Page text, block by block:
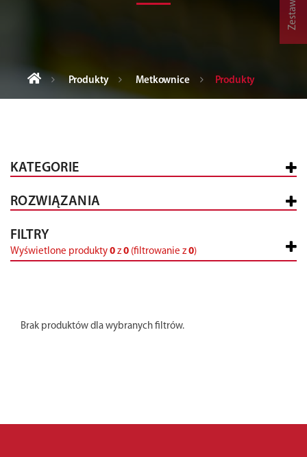
Produkty Metkownice Produkty
KATEGORIE
ROZWIĄZANIA
FILTRY
Wyświetlone produkty 0 z0 (filtrowanie z0)
Brak produktów dla wybranych filtrów.